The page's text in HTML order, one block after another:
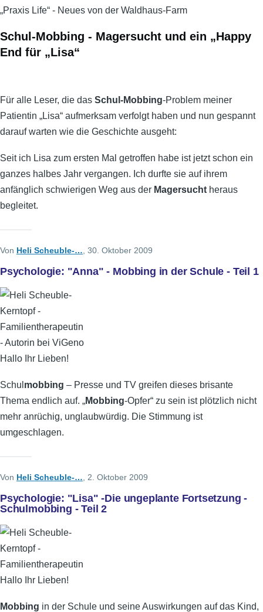
„Praxis Life“ - Neues von der Waldhaus-Farm
Schul-Mobbing - Magersucht und ein „Happy
End für „Lisa“
Für alle Leser, die das Schul-Mobbing-Problem meiner
Patientin „Lisa“ aufmerksam verfolgt haben und nun gespannt
darauf warten wie die Geschichte ausgeht:
Seit ich Lisa zum ersten Mal getroffen habe ist jetzt schon ein
ganzes halbes Jahr vergangen. Ich durfte sie auf ihrem
anfänglich schwierigen Weg aus der Magersucht heraus
begleitet.
Von Heli Scheuble-… , 30. Oktober 2009
Psychologie: "Anna" - Mobbing in der Schule - Teil 1
Hallo Ihr Lieben!
Schul mobbing – Presse und TV greifen dieses brisante
Thema endlich auf. „Mobbing-Opfer“ zu sein ist plötzlich nicht
mehr anrüchig, unglaubwürdig. Die Stimmung ist
umgeschlagen.
Von Heli Scheuble-… , 2. Oktober 2009
Psychologie: "Lisa" -Die ungeplante Fortsetzung -
Schulmobbing - Teil 2
Hallo Ihr Lieben!
Mobbing in der Schule und seine Auswirkungen auf das Kind,